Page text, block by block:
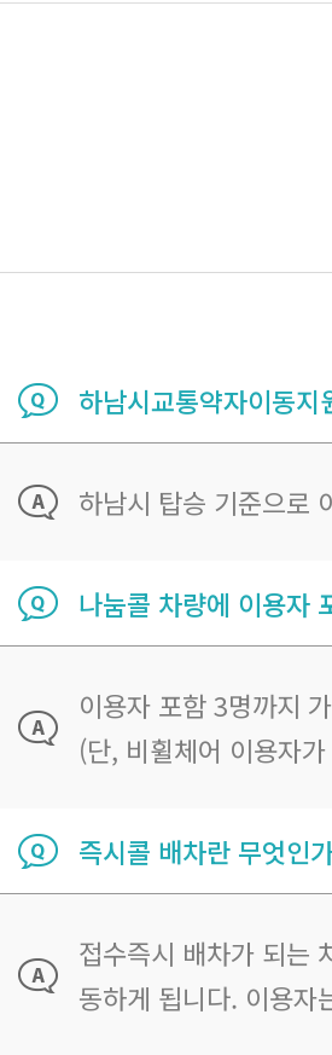
하남시교통약자이동
하남시 탑승 기준으로
나눔콜 차량에 이용자
이용자 포함 3명까지
(단, 비휠체어 이용자
즉시콜 배차란 무엇인
접수즉시 배차가 되는
동하게 됩니다. 이용자